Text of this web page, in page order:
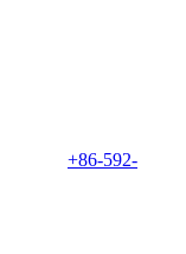
+86-592-